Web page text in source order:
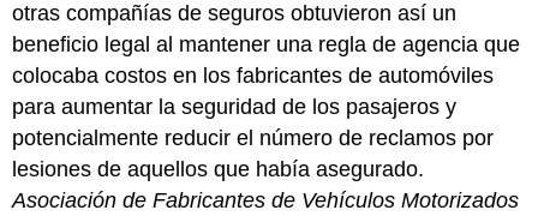
otras compañías de seguros obtuvieron así un
beneficio legal al mantener una regla de agencia que
colocaba costos en los fabricantes de automóviles
para aumentar la seguridad de los pasajeros y
potencialmente reducir el número de reclamos por
lesiones de aquellos que había asegurado.
Asociación de Fabricantes de Vehículos Motorizados